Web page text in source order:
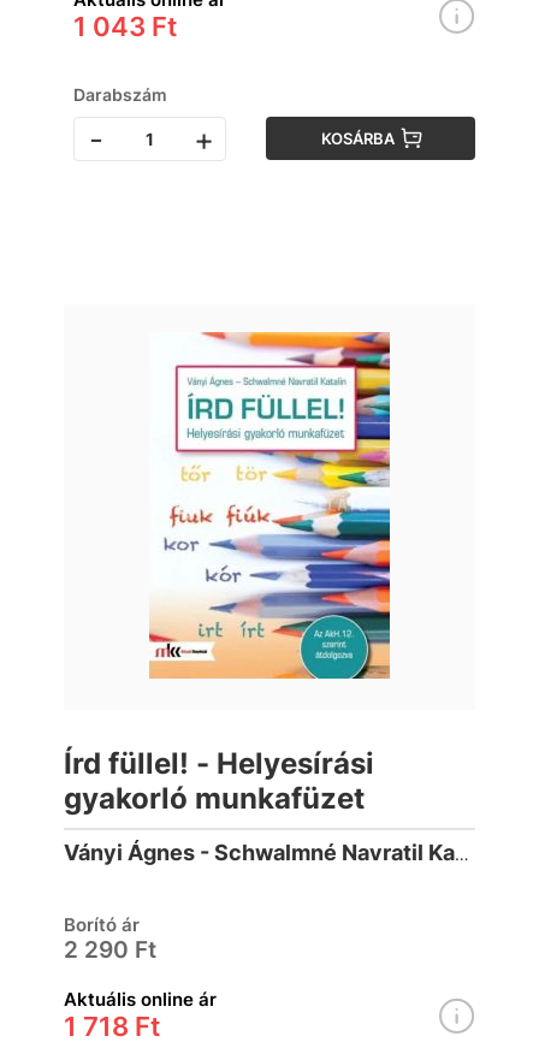
1 043 Ft
Darabszám
- + KOSÁRBA
Írd füllel! - Helyesírási
gyakorló munkafüzet
Ványi Ágnes - Schwalmné Navratil Katalin
Borító ár
2 290 Ft
Aktuális online ár
1 718 Ft